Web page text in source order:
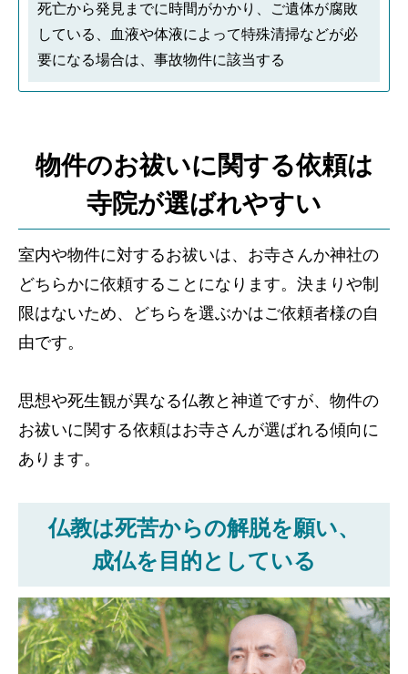
死亡から発見までに時間がかかり、ご遺体が腐敗
している、血液や体液によって特殊清掃などが必
要になる場合は、事故物件に該当する
物件のお祓いに関する依頼は
寺院が選ばれやすい
室内や物件に対するお祓いは、お寺さんか神社の
どちらかに依頼することになります。決まりや制
限はないため、どちらを選ぶかはご依頼者様の自
由です。
思想や死生観が異なる仏教と神道ですが、物件の
お祓いに関する依頼はお寺さんが選ばれる傾向に
あります。
仏教は死苦からの解脱を願い、
成仏を目的としている